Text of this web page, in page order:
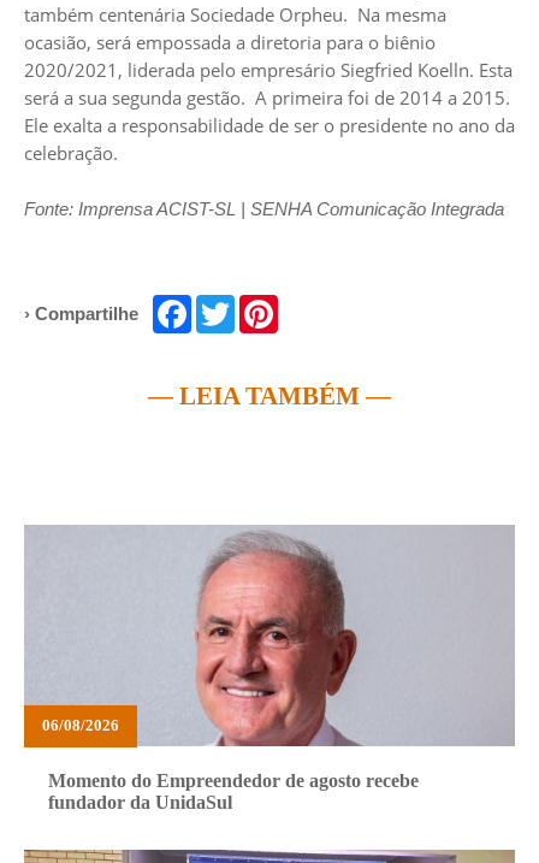
também centenária Sociedade Orpheu. Na mesma
ocasião, será empossada a diretoria para o biênio
2020/2021, liderada pelo empresário Siegfried Koelln. Esta
será a sua segunda gestão. A primeira foi de 2014 a 2015.
Ele exalta a responsabilidade de ser o presidente no ano da
celebração.
Fonte: Imprensa ACIST-SL | SENHA Comunicação Integrada
› Compartilhe Facebook
Twitter
— LEIA TAMBÉM —
06/08/2026
Momento do Empreendedor de agosto recebe
fundador da UnidaSul